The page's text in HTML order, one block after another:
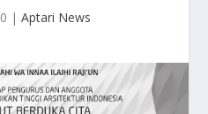
| Aptari News